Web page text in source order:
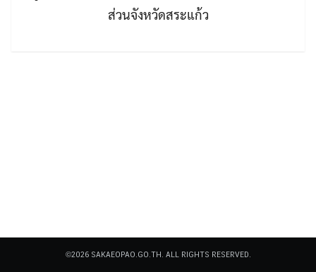
ส่วนจังหวัดสระแก้ว
©2026 SAKAEOPAO.GO.TH. ALL RIGHTS RESERVED.